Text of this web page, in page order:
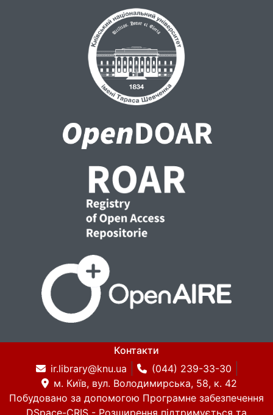
Контакти
ir.library@knu.ua
(044) 239-33-30
м. Київ, вул. Володимирська, 58, к. 42
Побудовано за допомогою Програмне забезпечення
DSpace-CRIS - Розширення підтримується та